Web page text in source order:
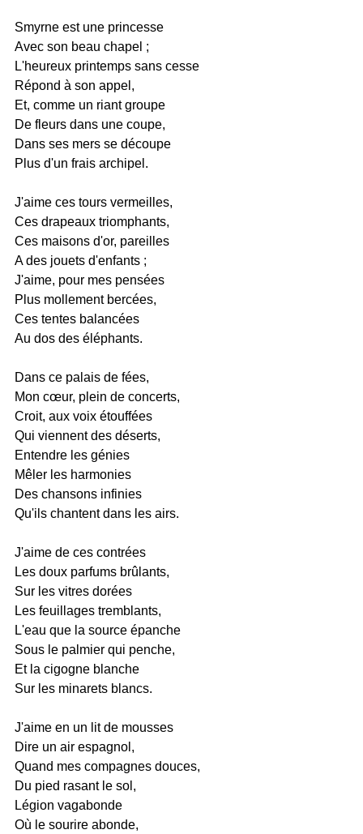
Smyrne est une princesse
Avec son beau chapel ;
L'heureux printemps sans cesse
Répond à son appel,
Et, comme un riant groupe
De fleurs dans une coupe,
Dans ses mers se découpe
Plus d'un frais archipel.
J'aime ces tours vermeilles,
Ces drapeaux triomphants,
Ces maisons d'or, pareilles
A des jouets d'enfants ;
J'aime, pour mes pensées
Plus mollement bercées,
Ces tentes balancées
Au dos des éléphants.
Dans ce palais de fées,
Mon cœur, plein de concerts,
Croit, aux voix étouffées
Qui viennent des déserts,
Entendre les génies
Mêler les harmonies
Des chansons infinies
Qu'ils chantent dans les airs.
J'aime de ces contrées
Les doux parfums brûlants,
Sur les vitres dorées
Les feuillages tremblants,
L'eau que la source épanche
Sous le palmier qui penche,
Et la cigogne blanche
Sur les minarets blancs.
J'aime en un lit de mousses
Dire un air espagnol,
Quand mes compagnes douces,
Du pied rasant le sol,
Légion vagabonde
Où le sourire abonde,